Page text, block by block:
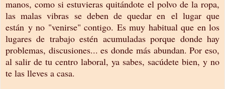
manos, como si estuvieras quitándote el polvo de la ropa,
las malas vibras se deben de quedar en el lugar que
están y no "venirse" contigo. Es muy habitual que en los
lugares de trabajo estén acumuladas porque donde hay
problemas, discusiones... es donde más abundan. Por eso,
al salir de tu centro laboral, ya sabes, sacúdete bien, y no
te las lleves a casa.